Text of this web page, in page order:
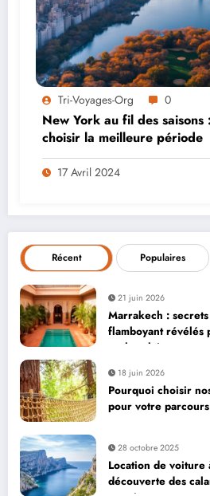
Tri-Voyages-Org 0
New York au fil des
choisir la meilleure période
17 Avril 2024
Récent Populaires
21 juin 2026
Marrakech :
flamboyant révélés
recherchés
18 juin 2026
Pourquoi choisir
pour votre
28 octobre 2025
Location de voiture
découverte des